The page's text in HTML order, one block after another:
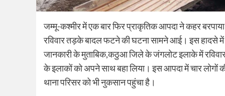
जम्मू-कश्मीर में एक बार फिर प्राकृतिक आपदा ने कहर
रविवार तड़के बादल फटने की घटना सामने आई। इस हादसे में
जानकारी के मुताबिक,कठुआ जिले के जंगलोट इलाके में
के इलाकों को अपने साथ बहा लिया। इस आपदा में चार लोगों
थाना परिसर को भी नुकसान पहुंचा है।